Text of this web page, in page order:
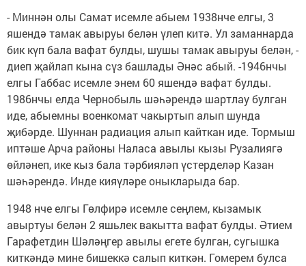
- Миннән олы Самат исемле абыем 1938нче елгы, 3
яшендә тамак авыруы белән үлеп китә. Ул заманнарда
бик күп бала вафат булды, шушы тамак авыруы белән, -
диеп җайлап кына сүз башлады Әнәс абый. -1946нчы
елгы Габбас исемле энем 60 яшендә вафат булды.
1986нчы елда Чернобыль шәһәрендә шартлау булган
иде, абыемны военкомат чакыртып алып шунда
җибәрде. Шуннан радиация алып кайткан иде. Тормыш
иптәше Арча районы Наласа авылы кызы Рузалиягә
өйләнеп, ике кыз бала тәрбияләп үстерделәр Казан
шәһәрендә. Инде кияүләре оныкларыда бар.
1948 нче елгы Гөлфирә исемле сеңлем, кызамык
авыртуы белән 2 яшьлек вакытта вафат булды. Әтием
Гарафетдин Шәләңгер авылы егете булган, сугышка
киткәндә мине бишеккә салып киткән. Гомерем булса